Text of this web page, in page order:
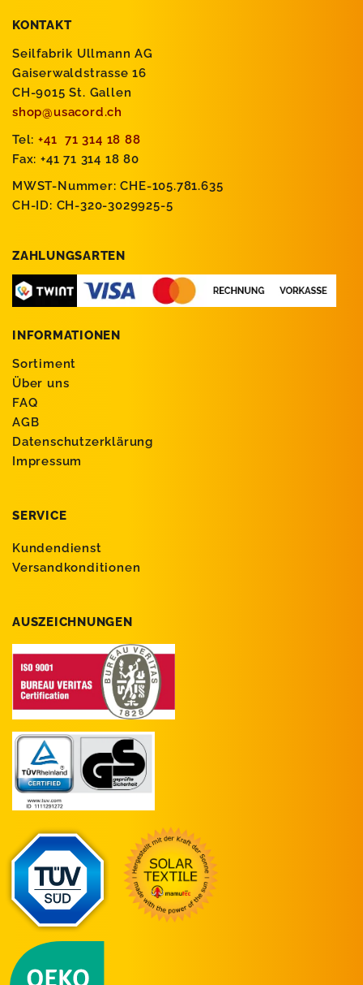
KONTAKT
Seilfabrik Ullmann AG
Gaiserwaldstrasse 16
CH-9015 St. Gallen
shop@usacord.ch
Tel: +41 71 314 18 88
Fax: +41 71 314 18 80
MWST-Nummer: CHE-105.781.635
CH-ID: CH-320-3029925-5
ZAHLUNGSARTEN
INFORMATIONEN
Sortiment
Über uns
FAQ
AGB
Datenschutzerklärung
Impressum
SERVICE
Kundendienst
Versandkonditionen
AUSZEICHNUNGEN